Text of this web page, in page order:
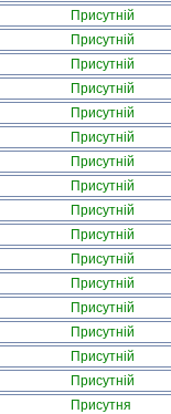
Присутній
Присутній
Присутній
Присутній
Присутній
Присутній
Присутній
Присутній
Присутній
Присутній
Присутній
Присутній
Присутній
Присутній
Присутній
Присутній
Присутня